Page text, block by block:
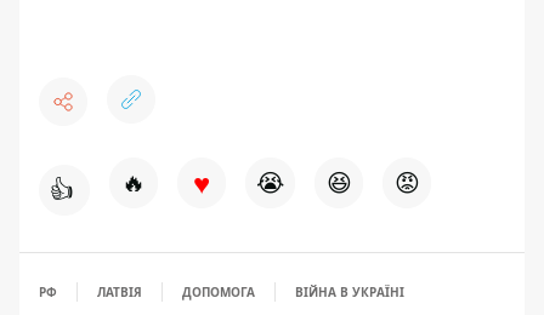
👍 🔥 ♥ 😭 😆 😡
РФ ЛАТВІЯ ДОПОМОГА ВІЙНА В УКРАЇНІ